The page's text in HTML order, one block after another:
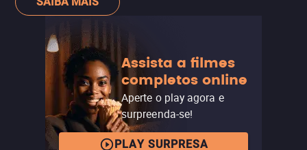
nesse filme. Além disso, o filme traz uma narrativa
corredor da morte.
Assista a filmes
completos online
Aperte o play agora e
surpreenda-se!
PLAY SURPRESA